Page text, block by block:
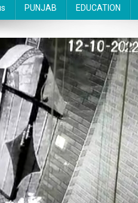
PUNJAB EDUCATION